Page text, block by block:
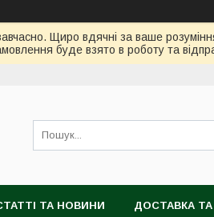
Щиро вдячні за ваше
буде взято в роботу та
ТА НОВИНИ ДОСТАВКА